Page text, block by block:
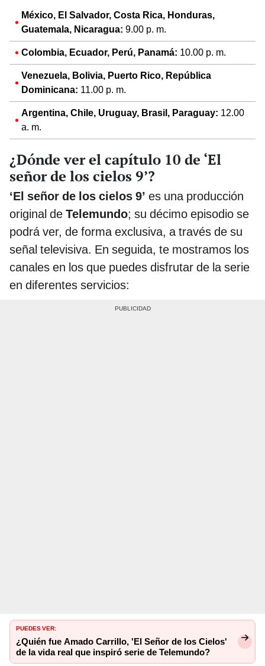
México, El Salvador, Costa Rica, Honduras,
Guatemala, Nicaragua: 9.00 p. m.
Colombia, Ecuador, Perú, Panamá: 10.00 p. m.
Venezuela, Bolivia, Puerto Rico, República
Dominicana: 11.00 p. m.
Argentina, Chile, Uruguay, Brasil, Paraguay: 12.00
a. m.
¿Dónde ver el capítulo 10 de ‘El
señor de los cielos 9’?
‘El señor de los cielos 9’ es una producción
original de Telemundo; su décimo episodio se
podrá ver, de forma exclusiva, a través de su
señal televisiva. En seguida, te mostramos los
canales en los que puedes disfrutar de la serie
en diferentes servicios:
PUEDES VER:
¿Quién fue Amado Carrillo, 'El Señor de los Cielos'
de la vida real que inspiró serie de Telemundo?